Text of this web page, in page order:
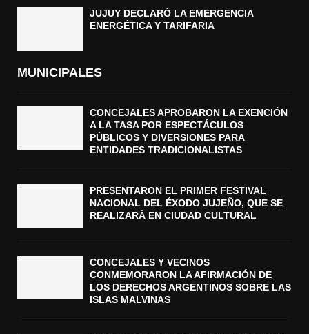
JUJUY DECLARÓ LA EMERGENCIA
ENERGÉTICA Y TARIFARIA
MUNICIPALES
CONCEJALES APROBARON LA EXENCIÓN
A LA TASA POR ESPECTÁCULOS
PÚBLICOS Y DIVERSIONES PARA
ENTIDADES TRADICIONALISTAS
PRESENTARON EL PRIMER FESTIVAL
NACIONAL DEL ÉXODO JUJEÑO, QUE SE
REALIZARÁ EN CIUDAD CULTURAL
CONCEJALES Y VECINOS
CONMEMORARON LA AFIRMACIÓN DE
LOS DERECHOS ARGENTINOS SOBRE LAS
ISLAS MALVINAS